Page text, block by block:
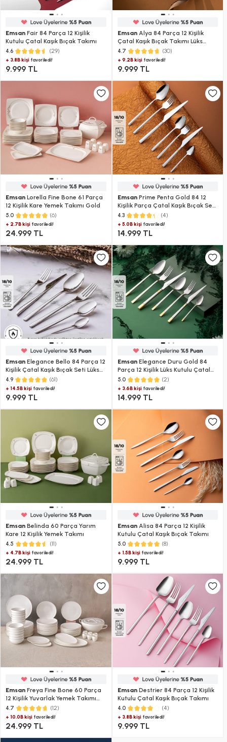
Emsan Fair 84 Parça 12 Kişilik
Kutulu Çatal Kaşık Bıçak Takımı
4.6 (29)
+ 3.8B kişi favoriledi!
9.999 TL
EmsanAlya 84 Parça 12 Kişilik
Çatal Kaşık Bıçak Takımı Lüks
Kutulu
4.7 (30)
+ 9.2B kişifavoriledi!
9.999 TL
Emsan Lorella Fine Bone 61 Parça
12 Kişilik Kare Yemek Takımı Gold
5.0 (6)
+ 2.7B kişi favoriledi!
24.999 TL
EmsanPrime Penta Gold 84 12
Kişilik Parça Çatal Kaşık Bıçak Seti
Lüks Kutulu
4.3 (4)
+ 5.0B kişifavoriledi!
14.999 TL
Emsan Elegance Bello 84 Parça 12
Kişilik Çatal Kaşık Bıçak Seti Lüks
Kutulu
4.9 (61)
+ 14.5B kişi favoriledi!
9.999 TL
EmsanElegance Duru Gold 84
Parça 12 Kişilik Lüks Kutulu Çatal
Kaşık Bıçak Takımı
5.0 (2)
+ 3.6B kişifavoriledi!
14.999 TL
Emsan Belinda 60 Parça Yarım
Kare 12 Kişilik Yemek Takımı
4.5 (11)
+ 4.7B kişi favoriledi!
24.999 TL
EmsanAlisa 84 Parça 12 Kişilik
Kutulu Çatal Kaşık Bıçak Takımı
5.0 (8)
+ 1.5B kişifavoriledi!
9.999 TL
Emsan Freya Fine Bone 60 Parça
12 Kişilik Yuvarlak Yemek Takımı
Gold
4.7 (12)
+ 10.0B kişi favoriledi!
24.999 TL
EmsanDestrier 84 Parça 12 Kişilik
Kutulu Çatal Kaşık Bıçak Takımı
4.0 (4)
+ 3.8B kişifavoriledi!
9.999 TL